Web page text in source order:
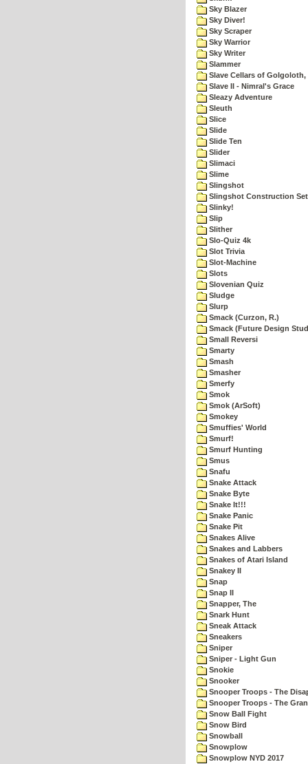
Sky Blazer
Sky Diver!
Sky Scraper
Sky Warrior
Sky Writer
Slammer
Slave Cellars of Golgoloth,
Slave II - Nimral's Grace
Sleazy Adventure
Sleuth
Slice
Slide
Slide Ten
Slider
Slimaci
Slime
Slingshot
Slingshot Construction Set
Slinky!
Slip
Slither
Slo-Quiz 4k
Slot Trivia
Slot-Machine
Slots
Slovenian Quiz
Sludge
Slurp
Smack (Curzon, R.)
Smack (Future Design
Small Reversi
Smarty
Smash
Smasher
Smerfy
Smok
Smok (ArSoft)
Smokey
Smuffies' World
Smurf!
Smurf Hunting
Smus
Snafu
Snake Attack
Snake Byte
Snake It!!!
Snake Panic
Snake Pit
Snakes Alive
Snakes and Labbers
Snakes of Atari Island
Snakey II
Snap
Snap II
Snapper, The
Snark Hunt
Sneak Attack
Sneakers
Sniper
Sniper - Light Gun
Snokie
Snooker
Snooper Troops - The
Snooper Troops - The
Snow Ball Fight
Snow Bird
Snowball
Snowplow
Snowplow NYD 2017